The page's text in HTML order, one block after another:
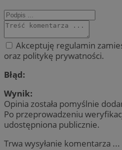
Akceptuję regulamin
oraz politykę prywatności.
Błąd:
Wynik:
Opinia została pomyślnie
Po przeprowadzeniu
udostępniona publicznie.
Trwa wysyłanie komentarza ...